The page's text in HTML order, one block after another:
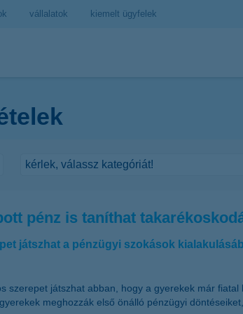
vállalatok kiemelt ügyfelek
pénz is taníthat
játszhat a pénzügyi szokások
szerepet játszhat abban, hogy a gyerekek már
meghozzák első önálló pénzügyi